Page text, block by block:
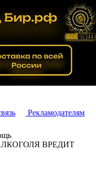
Рекламодателям
ВРЕДИТ